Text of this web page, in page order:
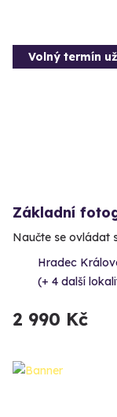
Volný termín
Základní
Naučte se ovládat
Hradec
(+ 4 další
2 990 Kč